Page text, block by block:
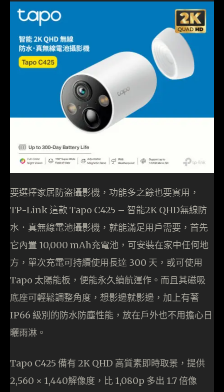
要選擇家居防盗攝影機，功能多之餘也要實用，
TP-Link 這款 Tapo C425 – 智能2K QHD無線防
水．真無線電池攝影機，就能滿足用戶需要，首先
它內置 10,000 mAh充電池，可安裝在家中任何地
方，單次充電可持續使用長達 300 天，或可使用
Tapo 太陽能板，便能永久續航運作。而且其磁吸
底座可輕鬆調整角度，想影邊就影邊，加上有著
IP66 級別的防水防塵性能，放在戶外也不用擔心日
曬雨淋。
Tapo C425 備有 2K QHD 高質素即時取景，提供
2,560 × 1,440解像度，比 1,080p 多出 1.7 倍像